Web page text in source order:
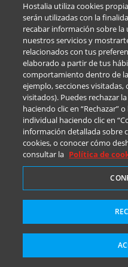
Hostalia utiliza cookies
serán utilizadas con la
recabar información sobre
nuestros servicios y
relacionados con tus
elaborado a partir de tus
comportamiento dentro de
ejemplo, secciones
visitados). Puedes rechazar
haciendo clic en “Rechazar”
individual haciendo clic en
información detallada sobre
cookies, o conocer cómo
consultar la Política de